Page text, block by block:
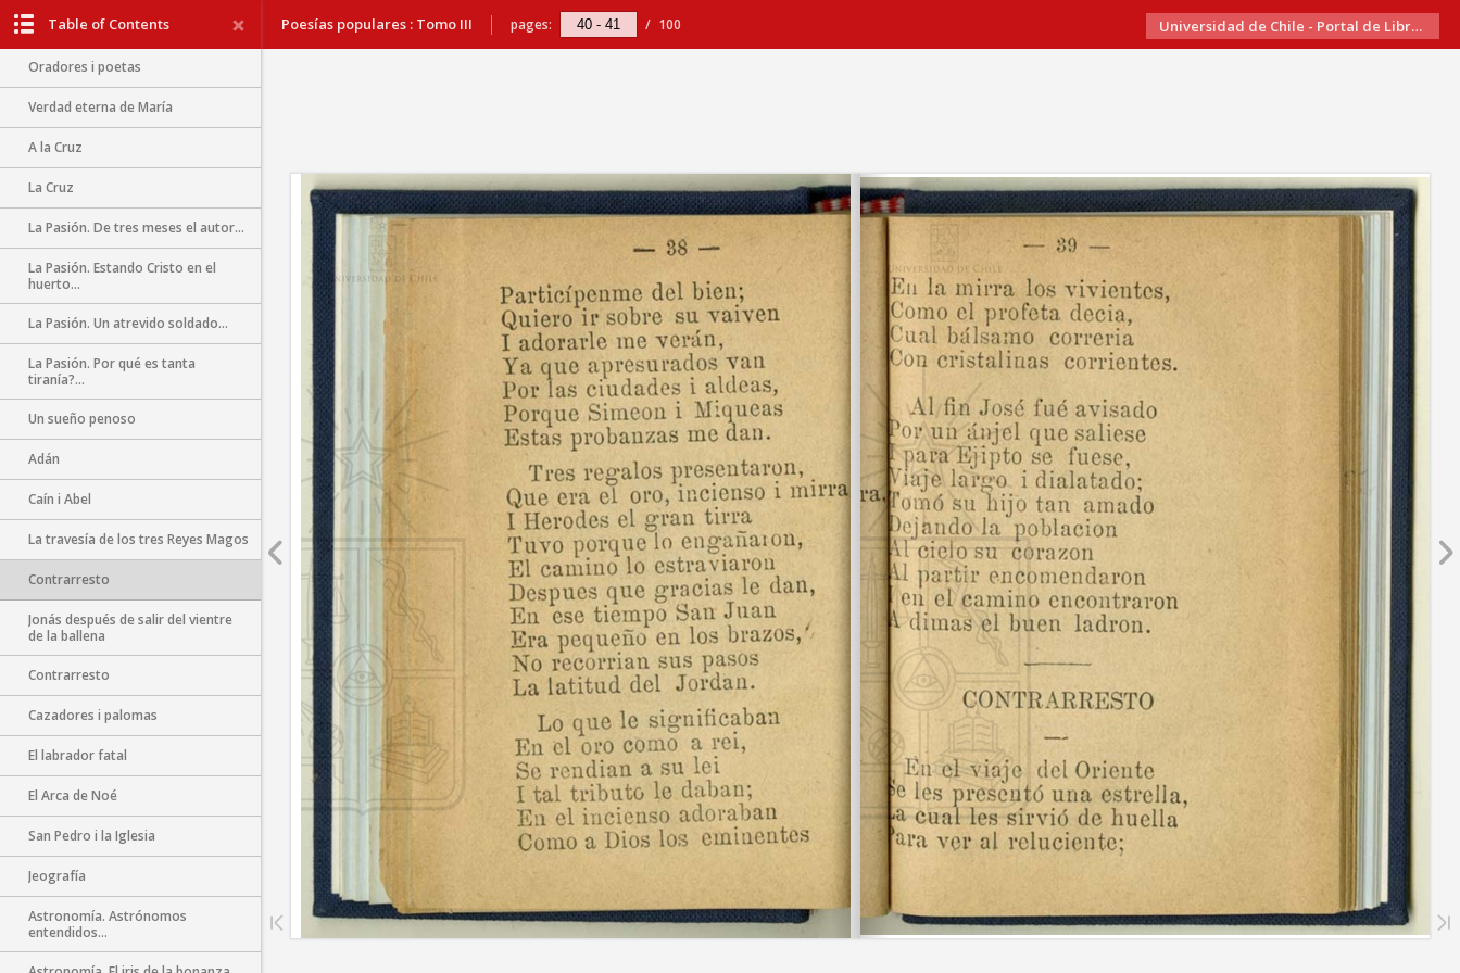
Poesías populares : Tomo III pages: / 100 Universidad de Chile - Portal de Libros Electrónicos
Table of Contents
Don B. Vicuña Mackenna
Oradores i poetas
Verdad eterna de María
A la Cruz
La Cruz
La Pasión. De tres meses el autor...
La Pasión. Estando Cristo en el
huerto...
La Pasión. Un atrevido soldado...
La Pasión. Por qué es tanta
tiranía?...
Un sueño penoso
Adán
Caín i Abel
La travesía de los tres Reyes Magos
Contrarresto
Jonás después de salir del vientre
de la ballena
Contrarresto
Cazadores i palomas
El labrador fatal
El Arca de Noé
San Pedro i la Iglesia
Jeografía
Astronomía. Astrónomos
entendidos...